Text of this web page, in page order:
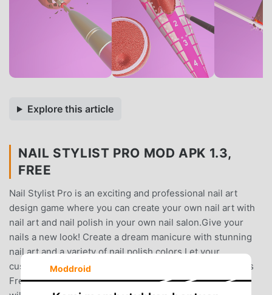
Explore this article
NAIL STYLIST PRO MOD APK 1.3,
FREE
Nail Stylist Pro is an exciting and professional nail art
design game where you can create your own nail art with
nail art and nail polish in your own nail salon.Give your
nails a new look! Create a dream manicure with stunning
nail art and a variety of nail polish colors.Let your
customers choose between stencil nail art and gorgeous
French manicure. Glitter or magnetic paint - crystal nails
Moddroid